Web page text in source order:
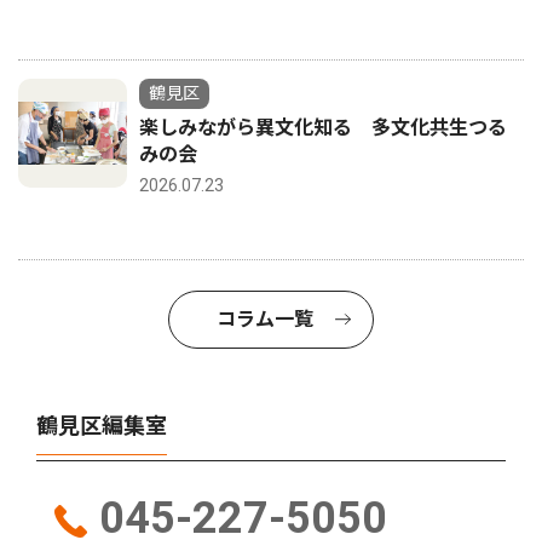
鶴見区
楽しみながら異文化知る 多文化共生つる
みの会
2026.07.23
コラム一覧
鶴見区編集室
045-227-5050